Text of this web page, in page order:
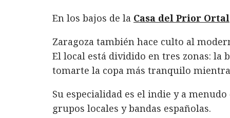
c
e
b
o
o
k
it
te
r
n
k
e
d
I
n
at
s
A
p
p
ai
l
m
p
a
rt
ir
En los bajos de la Casa del Prior Ortal
Zaragoza también hace culto al
El local está dividido en tres zonas: la
tomarte la copa más tranquilo
Su especialidad es el indie y a
grupos locales y bandas españolas.